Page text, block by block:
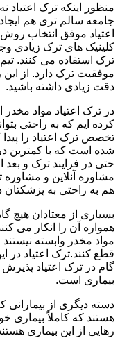
منظور اینکه ترک اعتیاد
جامعه سالم تری هم
اعتیاد موفق انتخاب
کلینیک های ترک زیادی
ترک استفاده می کنند.
موفقیت ترک دارد. از این
دقت زیادی داشته باشید.
در ترک اعتیاد مواد مخدر
کرده ایم که به راحتی
تخصص ترک اعتیاد را
شده است که با کمترین
حتی در فرایند ترک و بعد
مشاوره آنلاین و مشاوره
هم به راحتی به
بسیاری از معتادان هیچ
همواره آن را انکار می
مواد مخدر وابسته
قطع کنند.ترک اعتیاد در
گام در ترک اعتیاد پذیرش
بیماری است.
دسته دیگری از بیمارانی
هستند که کاملاً بیماری
رهایی از این بیماری